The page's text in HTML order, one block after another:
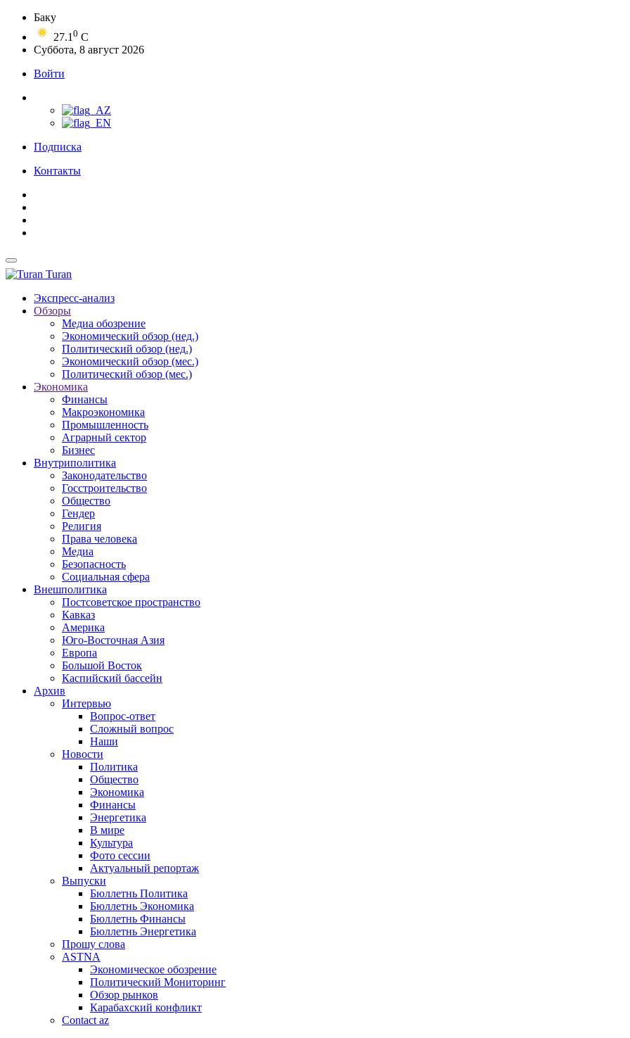
Баку
27.1 0 C
Суббота, 8 август 2026
Войти
Подписка
Контакты
Turan
Экспресс-анализ
Обзоры
Медиа обозрение
Экономический обзор (нед.)
Политический обзор (нед.)
Экономический обзор (мес.)
Политический обзор (мес.)
Экономика
Финансы
Макроэкономика
Промышленность
Аграрный сектор
Бизнес
Внутриполитика
Законодательство
Госстроительство
Общество
Гендер
Религия
Права человека
Медиа
Безопасность
Социальная сфера
Внешполитика
Постсоветское пространство
Кавказ
Америка
Юго-Восточная Азия
Европа
Большой Восток
Каспийский бассейн
Архив
Интервью
Вопрос-ответ
Сложный вопрос
Наши
Новости
Политика
Общество
Экономика
Финансы
Энергетика
В мире
Культура
Фото сессии
Актуальный репортаж
Выпуски
Бюллетнь Политика
Бюллетнь Экономика
Бюллетнь Финансы
Бюллетнь Энергетика
Прошу слова
ASTNA
Экономическое обозрение
Политический Мониторинг
Обзор рынков
Карабахский конфликт
Contact az